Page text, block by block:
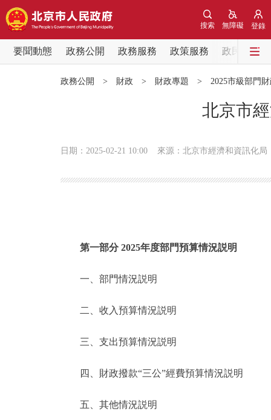
登錄
無障礙
搜索
要聞動態 政務公開 政務服務 政策服務
政民互動
便民服務
政務公開 > 財政 > 財政專題 > 2025市級部門
北京市
日期：2025-02-21 10:00 來源：北京市經濟和資訊化局
第一部分 2025年度部門預算情況説明
一、部門情況説明
二、收入預算情況説明
三、支出預算情況説明
四、財政撥款“三公”經費預算情況説明
五、其他情況説明